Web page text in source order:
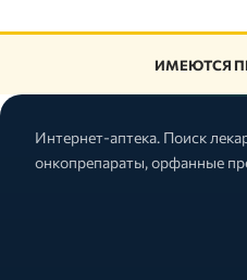
ИМЕЮТСЯ
Интернет-аптека. Поиск
онкопрепараты, орфанные